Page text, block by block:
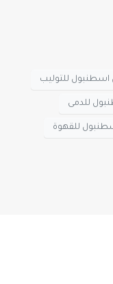
اسطنبول للتوليب
للدمى
للقهوة